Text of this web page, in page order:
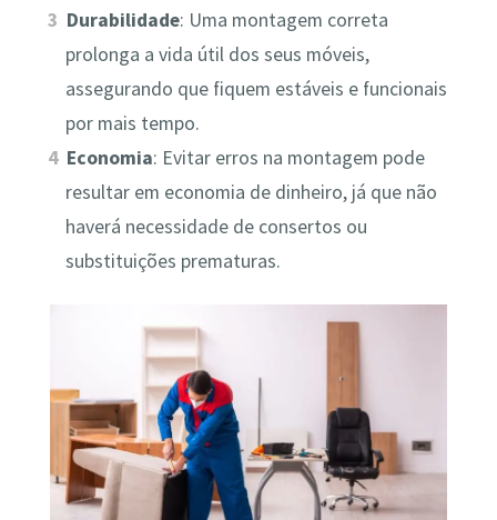
Durabilidade: Uma montagem correta
prolonga a vida útil dos seus móveis,
assegurando que fiquem estáveis e funcionais
por mais tempo.
Economia: Evitar erros na montagem pode
resultar em economia de dinheiro, já que não
haverá necessidade de consertos ou
substituições prematuras.